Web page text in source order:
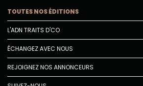
TOUTES NOS ÉDITIONS
L'ADN TRAITS D'CO
ÉCHANGEZ AVEC NOUS
REJOIGNEZ NOS ANNONCEURS